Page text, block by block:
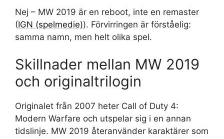
Nej – MW 2019 är en reboot, inte en remaster
(IGN (spelmedie)). Förvirringen är förståelig:
samma namn, men helt olika spel.
Skillnader mellan MW 2019
och originaltrilogin
Originalet från 2007 heter Call of Duty 4:
Modern Warfare och utspelar sig i en annan
tidslinje. MW 2019 återanvänder karaktärer som